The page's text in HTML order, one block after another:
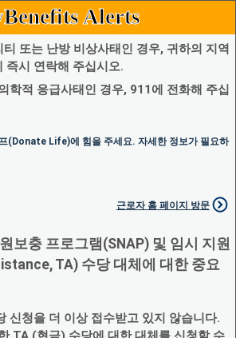
Alerts
또는 난방 비상사태인 경우, 귀하의 지역
즉시 연락해 주십시오.
학적 응급사태인 경우, 911에 전화해 주십
(Donate Life)에 힘을 주세요. 자세한 정보가 필요하
근로자 홈 페이지 방문
보충 프로그램(SNAP) 및 임시 지원
TA) 수당 대체에 대한 중요
신청을 더 이상 접수받고 있지 않습니다.